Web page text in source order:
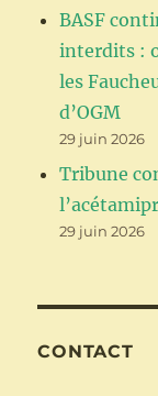
BASF
interdits :
les
d’OGM
29 juin 2026
Tribune
29 juin 2026
CONTACT